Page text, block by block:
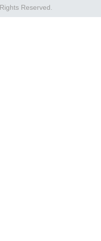
限额、账户异常、资金冻
因为花呗系统存在问题...
Reserved.